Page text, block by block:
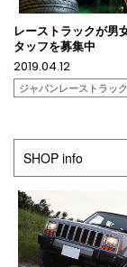
レーストラックが男
タッフを募集中
2019.04.12
ジャパンレーストラッ
SHOP info